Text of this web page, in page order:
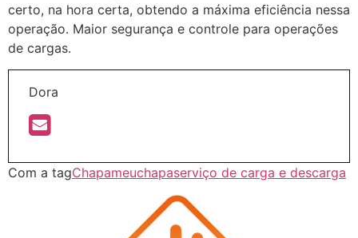
certo, na hora certa, obtendo a máxima eficiência nessa
operação. Maior segurança e controle para operações
de cargas.
Dora
Com a tagChapameuchapaserviço de carga e descarga